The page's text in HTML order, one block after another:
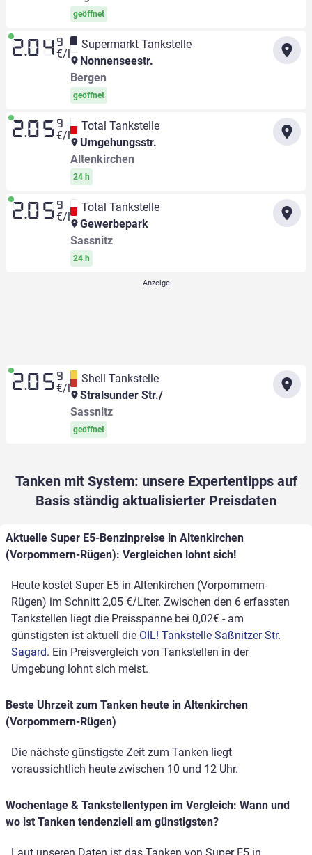
geöffnet
2.04 9
€/l
Supermarkt Tankstelle
Nonnenseestr.
Bergen
geöffnet
2.05 9
€/l
Total Tankstelle
Umgehungsstr.
Altenkirchen
24 h
2.05 9
€/l
Total Tankstelle
Gewerbepark
Sassnitz
24 h
2.05 9
€/l
Shell Tankstelle
Stralsunder Str./
Sassnitz
geöffnet
Tanken mit System: unsere Expertentipps auf
Basis ständig aktualisierter Preisdaten
Aktuelle Super E5-Benzinpreise in Altenkirchen
(Vorpommern-Rügen): Vergleichen lohnt sich!
Heute kostet Super E5 in Altenkirchen (Vorpommern-
Rügen) im Schnitt 2,05 €/Liter. Zwischen den 6 erfassten
Tankstellen liegt die Preisspanne bei 0,02€ - am
günstigsten ist aktuell die OIL! Tankstelle Saßnitzer Str.
Sagard. Ein Preisvergleich von Tankstellen in der
Umgebung lohnt sich meist.
Beste Uhrzeit zum Tanken heute in Altenkirchen
(Vorpommern-Rügen)
Die nächste günstigste Zeit zum Tanken liegt
voraussichtlich heute zwischen 10 und 12 Uhr.
Wochentage & Tankstellentypen im Vergleich: Wann und
wo ist Tanken tendenziell am günstigsten?